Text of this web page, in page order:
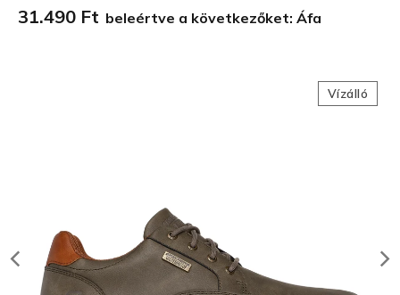
31.490 Ft beleértve a következőket: Áfa
Vízálló